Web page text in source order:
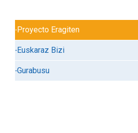
Nabigazio nagusia
Proyecto Eragiten
Euskaraz Bizi
Gurabusu